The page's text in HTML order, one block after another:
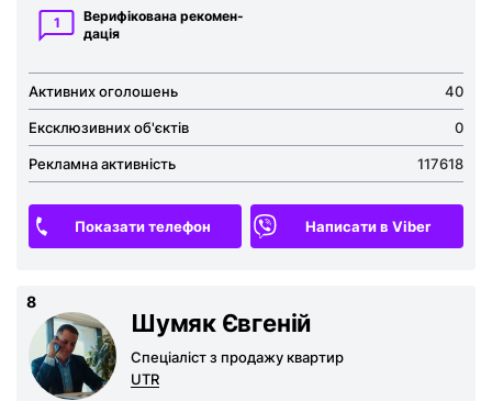
1
Верифікована рекомен­
дація
Активних оголошень 40
Ексклюзивних об'єктів 0
Рекламна активність 117618
Показати телефон Написати в Viber
8
Шумяк Євгеній
Спеціаліст з продажу квартир
UTR